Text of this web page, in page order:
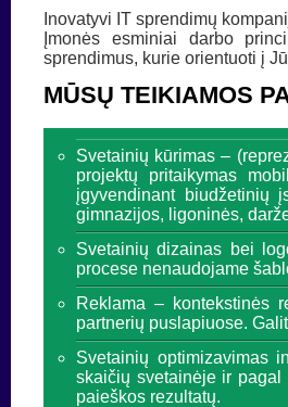
Inovatyvi IT sprendimų
Įmonės esminiai darbo
sprendimus, kurie orientuoti į
MŪSŲ TEIKIAMOS
Svetainių kūrimas –
projektų pritaikymas
įgyvendinant biudžetinių
gimnazijos, ligoninės,
Svetainių dizainas bei
procese nenaudojame
Reklama – kontekstinės
partnerių puslapiuose.
Svetainių optimizavimas
skaičių svetainėje ir pagal
paieškos rezultatų.